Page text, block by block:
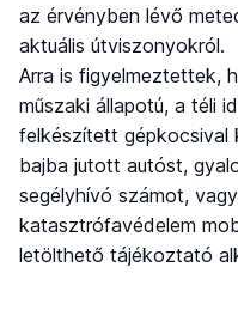
az érvényben lévő
aktuális útviszonyokról.
Arra is figyelmeztettek,
műszaki állapotú, a téli
felkészített gépkocsival
bajba jutott autóst,
segélyhívó számot,
katasztrófavédelem
letölthető tájékoztató